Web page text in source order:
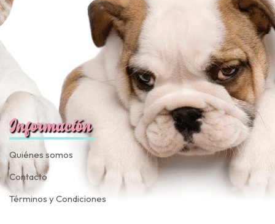
Información
Quiénes somos
Contacto
Términos y Condiciones